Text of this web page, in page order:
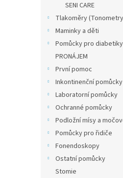
SENI CARE
Tlakoměry
Maminky a děti
Pomůcky pro diabetiky
PRONÁJEM
První pomoc
Inkontinenční pomůcky
Laboratorní pomůcky
Ochranné pomůcky
Podložní mísy a
Pomůcky pro řidiče
Fonendoskopy
Ostatní pomůcky
Stomie